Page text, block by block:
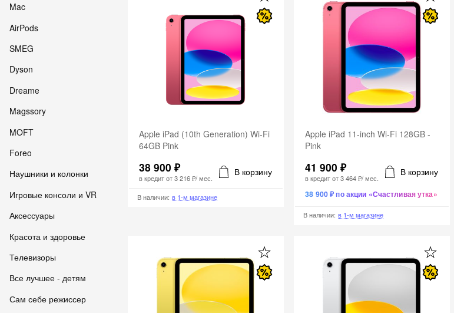
Mac
AirPods
SMEG
Dyson
Dreame
Magssory
MOFT
Foreo
Наушники и колонки
Игровые консоли и VR
Аксессуары
Красота и здоровье
Телевизоры
Все лучшее - детям
Сам себе режиссер
Apple iPad (10th Generation) Wi-Fi
64GB Pink
38 900 ₽
в кредит от3 216 ₽/ мес.
В корзину
В наличии: в 1-м магазине
Apple iPad 11-inch Wi-Fi 128GB -
Pink
41 900 ₽
в кредит от3 464 ₽/ мес.
В корзину
38 900 ₽ по акции «Счастливая утка»
В наличии: в 1-м магазине